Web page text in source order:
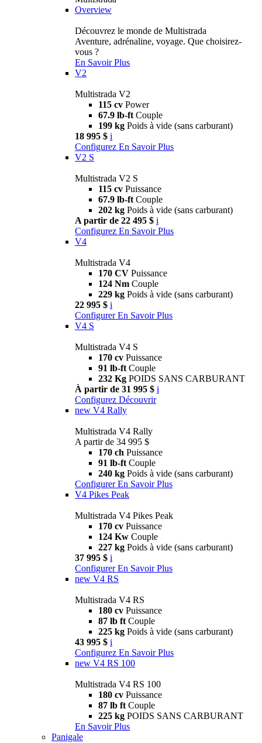
Overview
Découvrez le monde de Multistrada
Aventure, adrénaline, voyage. Que choisirez-
vous ?
En Savoir Plus
V2
Multistrada V2
115 cv Power
67.9 lb-ft Couple
199 kg Poids à vide (sans carburant)
18 995 $ i
Configurez En Savoir Plus
V2 S
Multistrada V2 S
115 cv Puissance
67.9 lb-ft Couple
202 kg Poids à vide (sans carburant)
A partir de 22 495 $ i
Configurez En Savoir Plus
V4
Multistrada V4
170 CV Puissance
124 Nm Couple
229 kg Poids à vide (sans carburant)
22 995 $ i
Configurer En Savoir Plus
V4 S
Multistrada V4 S
170 cv Puissance
91 lb-ft Couple
232 Kg POIDS SANS CARBURANT
À partir de 31 995 $ i
Configurez Découvrir
new V4 Rally
Multistrada V4 Rally
A partir de 34 995 $
170 ch Puissance
91 lb-ft Couple
240 kg Poids à vide (sans carburant)
Configurer En Savoir Plus
V4 Pikes Peak
Multistrada V4 Pikes Peak
170 cv Puissance
124 Kw Couple
227 kg Poids à vide (sans carburant)
37 995 $ i
Configurer En Savoir Plus
new V4 RS
Multistrada V4 RS
180 cv Puissance
87 lb ft Couple
225 kg Poids à vide (sans carburant)
43 995 $ i
Configurez En Savoir Plus
new V4 RS 100
Multistrada V4 RS 100
180 cv Puissance
87 lb ft Couple
225 kg POIDS SANS CARBURANT
En Savoir Plus
Panigale